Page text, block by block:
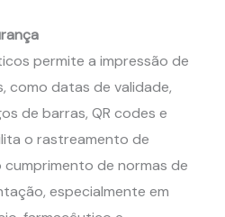
permite a impressão de
como datas de validade,
de barras, QR codes e
o rastreamento de
de normas de
especialmente em